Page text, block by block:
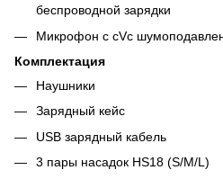
беспроводной зарядки
Микрофон с cVc
Комплектация
Наушники
Зарядный кейс
USB зарядный кабель
3 пары насадок HS18 (S/M/L)